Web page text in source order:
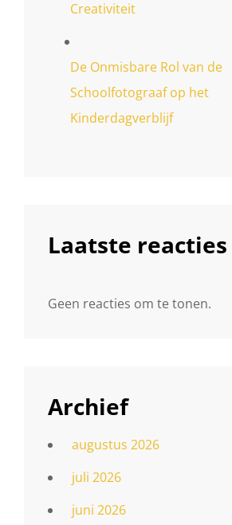
Creativiteit
De Onmisbare Rol van de
Schoolfotograaf op het
Kinderdagverblijf
Laatste reacties
Geen reacties om te tonen.
Archief
augustus 2026
juli 2026
juni 2026